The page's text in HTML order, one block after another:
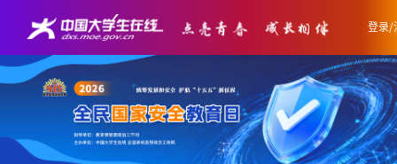
登录/